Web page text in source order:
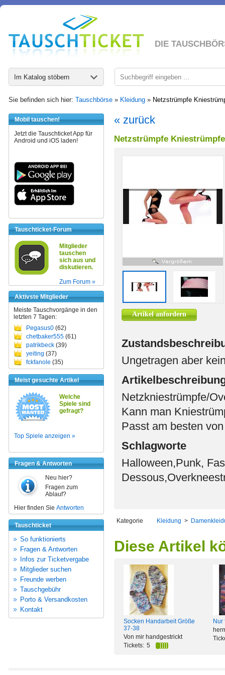
DIE
Im Katalog stöbern
Sie befinden sich hier: Tauschbörse » Kleidung » Netzstrümpfe
Mobil tauschen!
Jetzt die Tauschticket App für
Android und iOS laden!
Tauschticket-Forum
Mitglieder
tauschen
sich aus und
diskutieren.
Zum Forum »
Aktivste Mitglieder
Meiste Tauschvorgänge in den
letzten 7 Tagen:
Pegasus0 (62)
chetbaker555 (61)
patrikbeck (39)
yeiting (37)
fckfanole (35)
Meist gesuchte Artikel
Welche
Spiele sind
gefragt?
Top Spiele anzeigen »
Fragen & Antworten
Neu hier?
Fragen zum
Ablauf?
Hier finden Sie Antworten
Tauschticket
So funktionierts
Fragen & Antworten
Infos zur Ticketvergabe
Mitglieder suchen
Freunde werben
Tauschgebühr
Porto & Versandkosten
Kontakt
« zurück
Netzstrümpfe
Artikel anfordern
Ungetragen aber
Netzkniestrümpfe/
Kann man
Passt am besten
Schlagworte
Halloween,Punk,
Kategorie Kleidung >
Diese Artikel
Socken Handarbeit Größe
37-38
Von mir handgestrickt
Tickets: 5
Nur